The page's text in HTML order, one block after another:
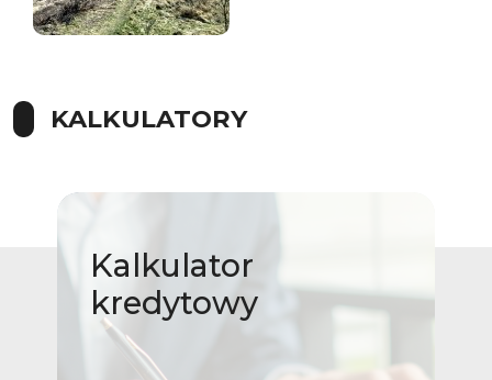
KALKULATORY
Kalkulator
kredytowy